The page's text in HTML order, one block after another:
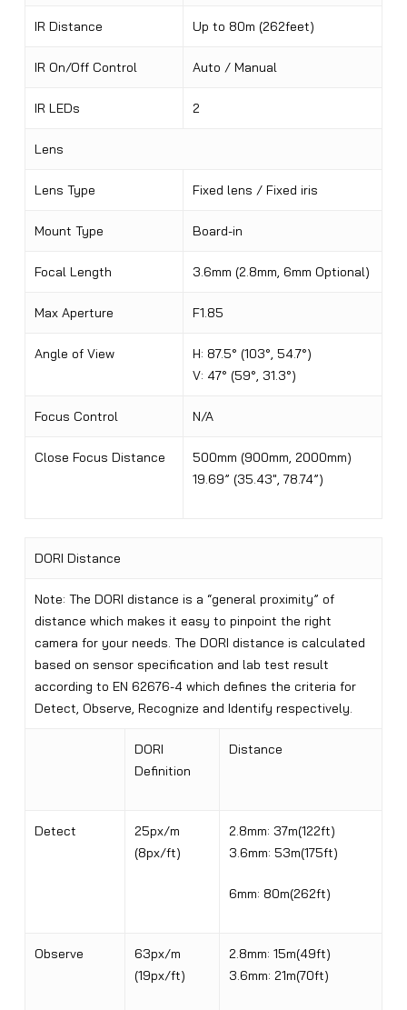
IR Distance Up to 80m (262feet)
IR On/Off Control Auto / Manual
IR LEDs 2
Lens
Lens Type Fixed lens / Fixed iris
Mount Type Board-in
Focal Length 3.6mm (2.8mm, 6mm Optional)
Max Aperture F1.85
Angle of View
H: 87.5° (103°, 54.7°)
V: 47° (59°, 31.3°)
Focus Control N/A
Close Focus Distance
500mm (900mm, 2000mm)
19.69” (35.43″, 78.74”)
DORI Distance
Note: The DORI distance is a “general proximity” of
distance which makes it easy to pinpoint the right
camera for your needs. The DORI distance is calculated
based on sensor specification and lab test result
according to EN 62676-4 which defines the criteria for
Detect, Observe, Recognize and Identify respectively.
DORI
Definition
Distance
Detect
25px/m
(8px/ft)
2.8mm: 37m(122ft)
3.6mm: 53m(175ft)
6mm: 80m(262ft)
Observe
63px/m
(19px/ft)
2.8mm: 15m(49ft)
3.6mm: 21m(70ft)